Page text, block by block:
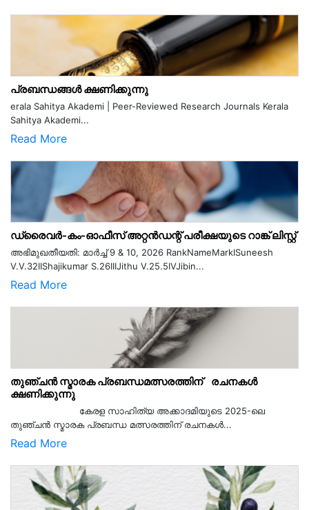
പ്രബന്ധങ്ങൾ ക്ഷണിക്കുന്നു
erala Sahitya Akademi | Peer-Reviewed Research Journals Kerala
Sahitya Akademi...
Read More
ഡ്രൈവർ-കം-ഓഫീസ് അറ്റൻഡന്റ് പരീക്ഷയുടെ റാങ്ക് ലിസ്റ്റ്
അഭിമുഖതീയതി: മാർച്ച് 9 & 10, 2026 RankNameMarkISuneesh
V.V.32IIShajikumar S.26IIIJithu V.25.5IVJibin...
Read More
തുഞ്ചൻ സ്മാരക പ്രബന്ധമത്സരത്തിന് രചനകൾ
ക്ഷണിക്കുന്നു
കേരള സാഹിത്യ അക്കാദമിയുടെ 2025-ലെ
തുഞ്ചൻ സ്മാരക പ്രബന്ധ മത്സരത്തിന് രചനകൾ...
Read More